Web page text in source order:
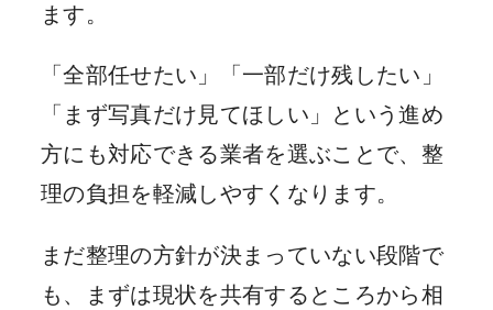
ます。
「全部任せたい」「一部だけ残したい」
「まず写真だけ見てほしい」という進め
方にも対応できる業者を選ぶことで、整
理の負担を軽減しやすくなります。
まだ整理の方針が決まっていない段階で
も、まずは現状を共有するところから相